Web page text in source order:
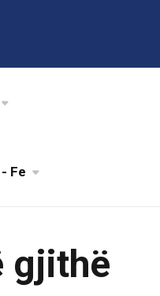
Fe
gjithë